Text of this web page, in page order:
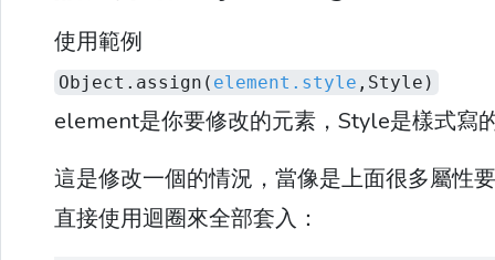
使用範例
Object.assign( element.style ,Style)
element是你要修改的元素，Style是樣式寫
這是修改一個的情況，當像是上面很多屬性
直接使用迴圈來全部套入：